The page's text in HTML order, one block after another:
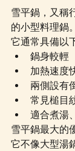
雪平鍋，又稱
的小型料理鍋。
它通常具備以
鍋身較輕
加熱速度
兩側設有
常見槌目
適合煮湯
雪平鍋最大的
它不像大型湯